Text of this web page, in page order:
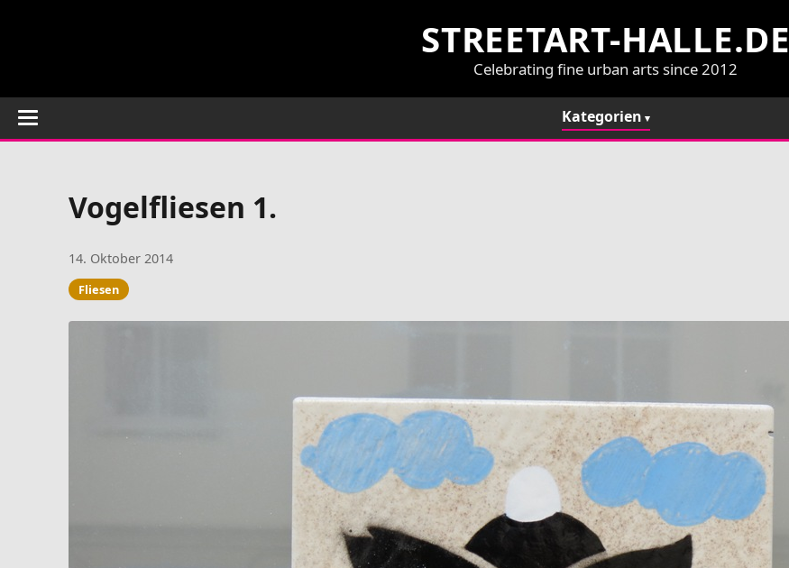
STREETART-HALLE.DE
Celebrating fine urban arts since 2012
Kategorien
Vogelfliesen 1.
14. Oktober 2014
Fliesen